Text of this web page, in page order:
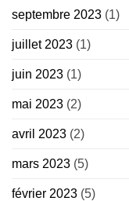
septembre 2023 (1)
juillet 2023 (1)
juin 2023 (1)
mai 2023 (2)
avril 2023 (2)
mars 2023 (5)
février 2023 (5)